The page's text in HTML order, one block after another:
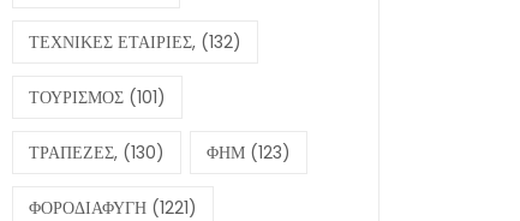
ΤΕΧΝΙΚΕΣ ΕΤΑΙΡΙΕΣ, (132)
ΤΟΥΡΙΣΜΟΣ (101)
ΤΡΑΠΕΖΕΣ, (130) ΦΗΜ (123)
ΦΟΡΟΔΙΑΦΥΓΗ (1221)